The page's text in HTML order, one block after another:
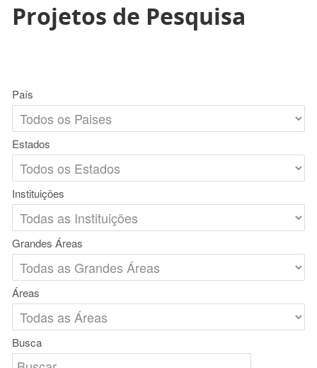
Projetos de Pesquisa
País
Estados
Instituições
Grandes Áreas
Áreas
Busca